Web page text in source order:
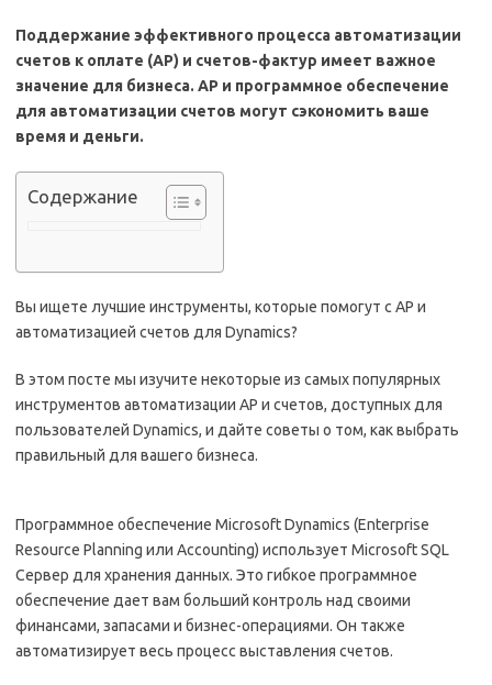
Поддержание эффективного процесса автоматизации
счетов к оплате (AP) и счетов-фактур имеет важное
значение для бизнеса. AP и программное обеспечение
для автоматизации счетов могут сэкономить ваше
время и деньги.
Содержание
Вы ищете лучшие инструменты, которые помогут с AP и
автоматизацией счетов для Dynamics?
В этом посте мы изучите некоторые из самых популярных
инструментов автоматизации AP и счетов, доступных для
пользователей Dynamics, и дайте советы о том, как выбрать
правильный для вашего бизнеса.
Программное обеспечение Microsoft Dynamics (Enterprise
Resource Planning или Accounting) использует Microsoft SQL
Сервер для хранения данных. Это гибкое программное
обеспечение дает вам больший контроль над своими
финансами, запасами и бизнес-операциями. Он также
автоматизирует весь процесс выставления счетов.